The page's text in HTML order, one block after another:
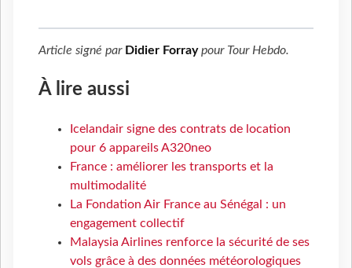
Article signé par Didier Forraypour Tour Hebdo.
À lire aussi
Icelandair signe des contrats de location
pour 6 appareils A320neo
France : améliorer les transports et la
multimodalité
La Fondation Air France au Sénégal : un
engagement collectif
Malaysia Airlines renforce la sécurité de ses
vols grâce à des données météorologiques